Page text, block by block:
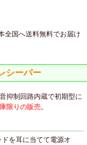
全国へ送料無料でお届け
シーバー
抑制回路内蔵で初期型に
限りの販売。
を耳に当てて電源オ